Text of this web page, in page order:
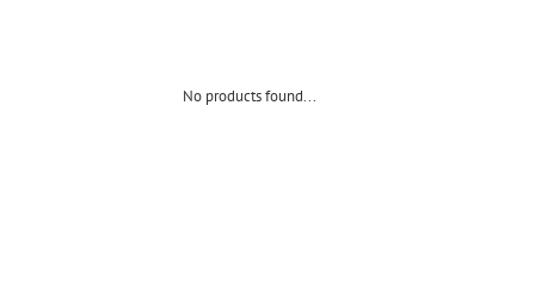
No products found...